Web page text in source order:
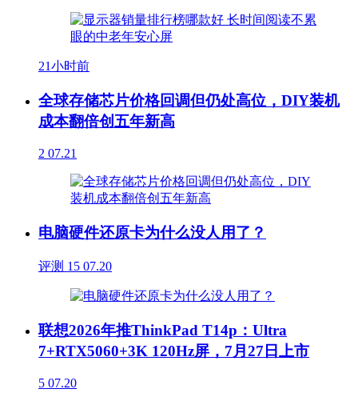
21小时前
全球存储芯片价格回调但仍处高位，DIY装机
成本翻倍创五年新高
2 07.21
电脑硬件还原卡为什么没人用了？
评测 15 07.20
联想2026年推ThinkPad T14p：Ultra
7+RTX5060+3K 120Hz屏，7月27日上市
5 07.20